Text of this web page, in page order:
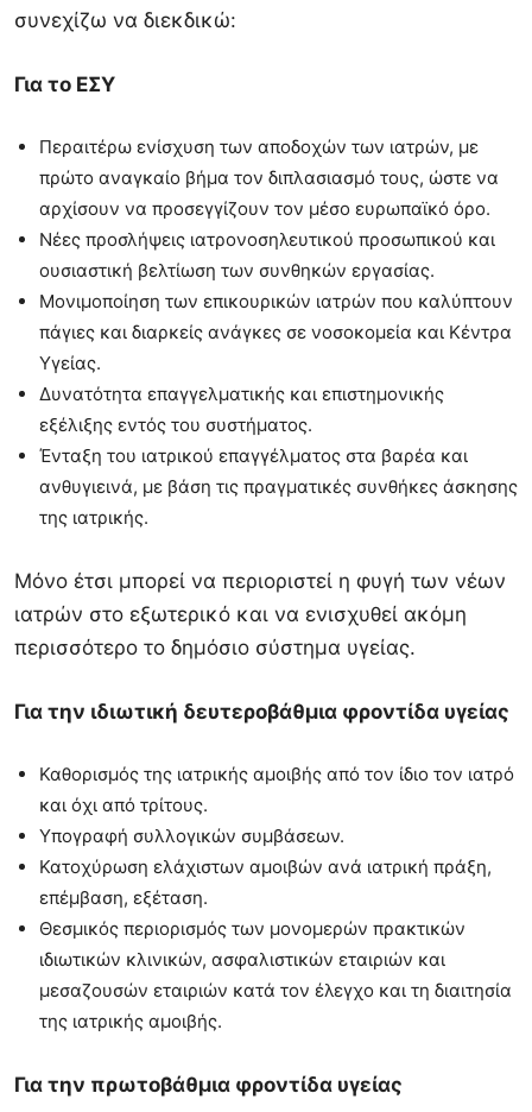
συνεχίζω να διεκδικώ:
Για το ΕΣΥ
Περαιτέρω ενίσχυση των αποδοχών των ιατρών, με
πρώτο αναγκαίο βήμα τον διπλασιασμό τους, ώστε να
αρχίσουν να προσεγγίζουν τον μέσο ευρωπαϊκό όρο.
Νέες προσλήψεις ιατρονοσηλευτικού προσωπικού και
ουσιαστική βελτίωση των συνθηκών εργασίας.
Μονιμοποίηση των επικουρικών ιατρών που καλύπτουν
πάγιες και διαρκείς ανάγκες σε νοσοκομεία και Κέντρα
Υγείας.
Δυνατότητα επαγγελματικής και επιστημονικής
εξέλιξης εντός του συστήματος.
Ένταξη του ιατρικού επαγγέλματος στα βαρέα και
ανθυγιεινά, με βάση τις πραγματικές συνθήκες άσκησης
της ιατρικής.
Μόνο έτσι μπορεί να περιοριστεί η φυγή των νέων
ιατρών στο εξωτερικό και να ενισχυθεί ακόμη
περισσότερο το δημόσιο σύστημα υγείας.
Για την ιδιωτική δευτεροβάθμια φροντίδα υγείας
Καθορισμός της ιατρικής αμοιβής από τον ίδιο τον ιατρό
και όχι από τρίτους.
Υπογραφή συλλογικών συμβάσεων.
Κατοχύρωση ελάχιστων αμοιβών ανά ιατρική πράξη,
επέμβαση, εξέταση.
Θεσμικός περιορισμός των μονομερών πρακτικών
ιδιωτικών κλινικών, ασφαλιστικών εταιριών και
μεσαζουσών εταιριών κατά τον έλεγχο και τη διαιτησία
της ιατρικής αμοιβής.
Για την πρωτοβάθμια φροντίδα υγείας